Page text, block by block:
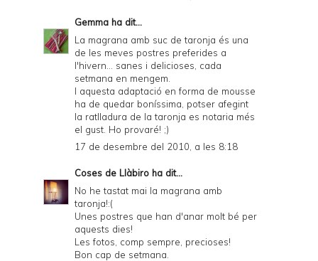
Gemma ha dit...
La magrana amb suc de taronja és una
de les meves postres preferides a
l'hivern... sanes i delicioses, cada
setmana en mengem.
I aquesta adaptació en forma de mousse
ha de quedar boníssima, potser afegint
la ratlladura de la taronja es notaria més
el gust. Ho provaré! ;)
17 de desembre del 2010, a les 8:18
Coses de Llàbiro ha dit...
No he tastat mai la magrana amb
taronja!:(
Unes postres que han d'anar molt bé per
aquests dies!
Les fotos, comp sempre, precioses!
Bon cap de setmana.